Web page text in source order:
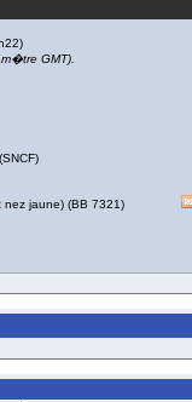
GMT).
nez jaune) (BB 7321)